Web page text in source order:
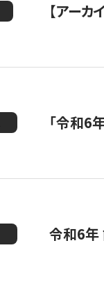
【アー
「令和6
令和6年